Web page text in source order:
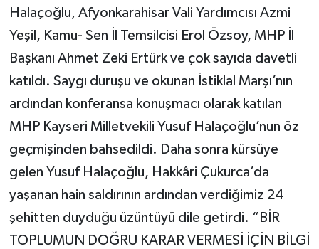
Halaçoğlu, Afyonkarahisar Vali Yardımcısı Azmi
Yeşil, Kamu- Sen İl Temsilcisi Erol Özsoy, MHP İl
Başkanı Ahmet Zeki Ertürk ve çok sayıda davetli
katıldı. Saygı duruşu ve okunan İstiklal Marşı’nın
ardından konferansa konuşmacı olarak katılan
MHP Kayseri Milletvekili Yusuf Halaçoğlu’nun öz
geçmişinden bahsedildi. Daha sonra kürsüye
gelen Yusuf Halaçoğlu, Hakkâri Çukurca’da
yaşanan hain saldırının ardından verdiğimiz 24
şehitten duyduğu üzüntüyü dile getirdi. “BİR
TOPLUMUN DOĞRU KARAR VERMESİ İÇİN BİLGİ